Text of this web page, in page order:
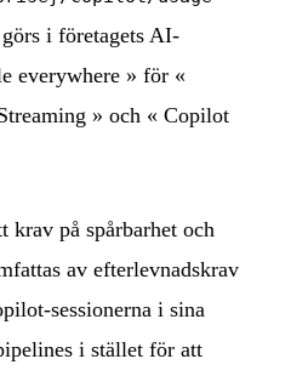
i företagets AI-
everywhere » för «
» och « Copilot
krav på spårbarhet och
av efterlevnadskrav
sessionerna i sina
i stället för att